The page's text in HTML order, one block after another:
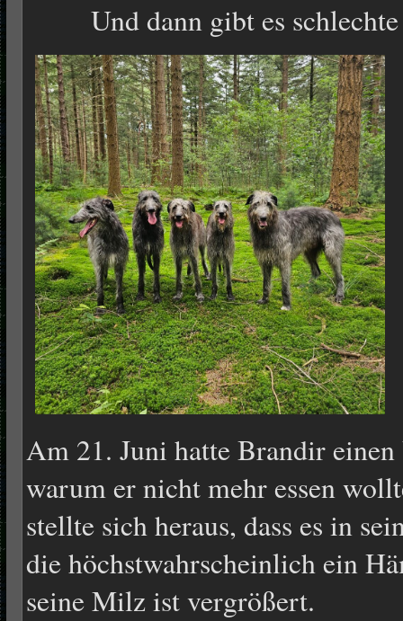
Und dann gibt es
Am 21. Juni hatte Brandir
warum er nicht mehr essen
stellte sich heraus, dass es in
die höchstwahrscheinlich ein
seine Milz ist vergrößert.